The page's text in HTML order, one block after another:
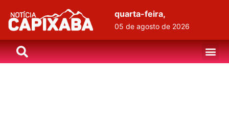
quarta-feira,
05 de agosto de 2026